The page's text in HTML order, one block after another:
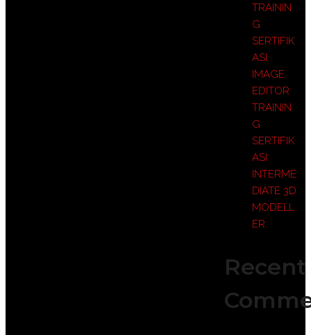
TRAININ
G
SERTIFIK
ASI
IMAGE
EDITOR
TRAININ
G
SERTIFIK
ASI
INTERME
DIATE 3D
MODELL
ER
Recent